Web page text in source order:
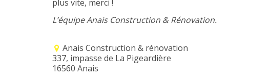
plus vite, merci !
L’équipe Anais Construction & Rénovation.
Anais Construction & rénovation
337, impasse de La Pigeardière
16560 Anais